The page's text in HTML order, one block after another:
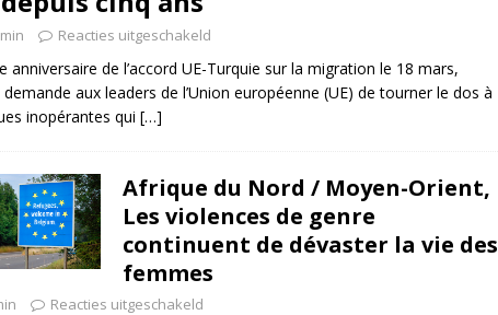
Reacties uitgeschakeld
anniversaire de l’accord UE-Turquie sur la migration le 18 mars,
aux leaders de l’Union européenne (UE) de tourner le dos à
inopérantes qui […]
Afrique du Nord / Moyen-Orient,
Les violences de genre
continuent de dévaster la vie des
femmes
Reacties uitgeschakeld